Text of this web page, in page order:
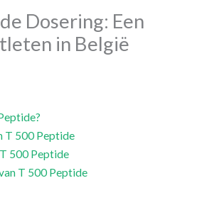
Dosering: Een
in België
T 500 Peptide
500 Peptide
T 500 Peptide